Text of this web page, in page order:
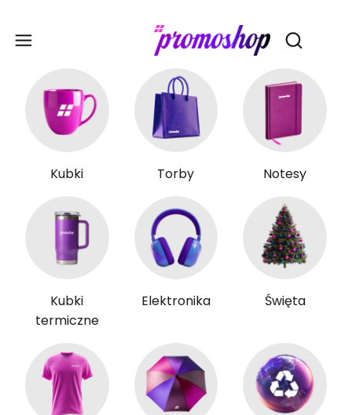
Otwórz
Kubki Torby Notesy
Kubki
termiczne
Elektronika Święta